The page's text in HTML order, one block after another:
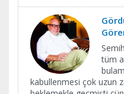
tüm
kabullenmesi çok uzun